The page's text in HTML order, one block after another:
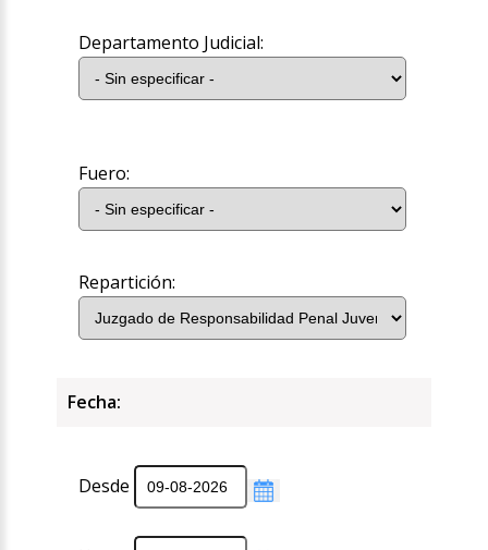
Departamento Judicial:
Fuero:
Repartición:
Fecha:
Desde